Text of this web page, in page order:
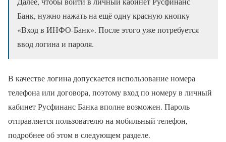
Банк, нужно нажать на ещё одну красную кнопку
«Вход в ИНФО-Банк». После этого уже потребуется
ввод логина и пароля.
В качестве логина допускается использование номера
телефона или договора, поэтому вход по номеру в личный
кабинет Русфинанс Банка вполне возможен. Пароль
отправляется пользователю на мобильный телефон,
подробнее об этом в следующем разделе.